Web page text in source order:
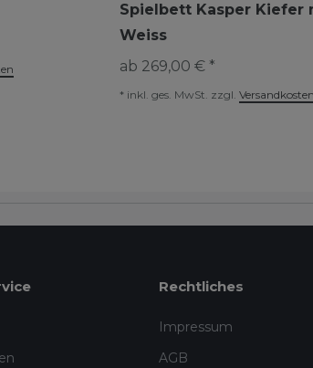
Spielbett Kasper Kiefer
Weiss
ab 269,00 € *
* inkl. ges. MwSt. zzgl. Versandkosten
Rechtliches
Impressum
AGB